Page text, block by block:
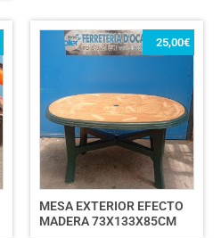
MESA EXTERIOR EFECTO
MADERA 73X133X85CM
25,00€